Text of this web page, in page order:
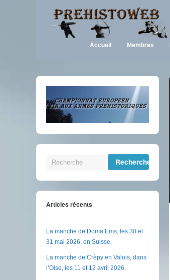
Accueil Membres
Articles récents
La manche de Doma Ems, les 30 et
31 mai 2026, en Suisse.
La manche de Crèpy en Valois, dans
l’Oise, les 11 et 12 avril 2026.